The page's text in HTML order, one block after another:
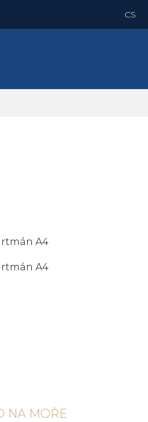
CS
NA MOŘE